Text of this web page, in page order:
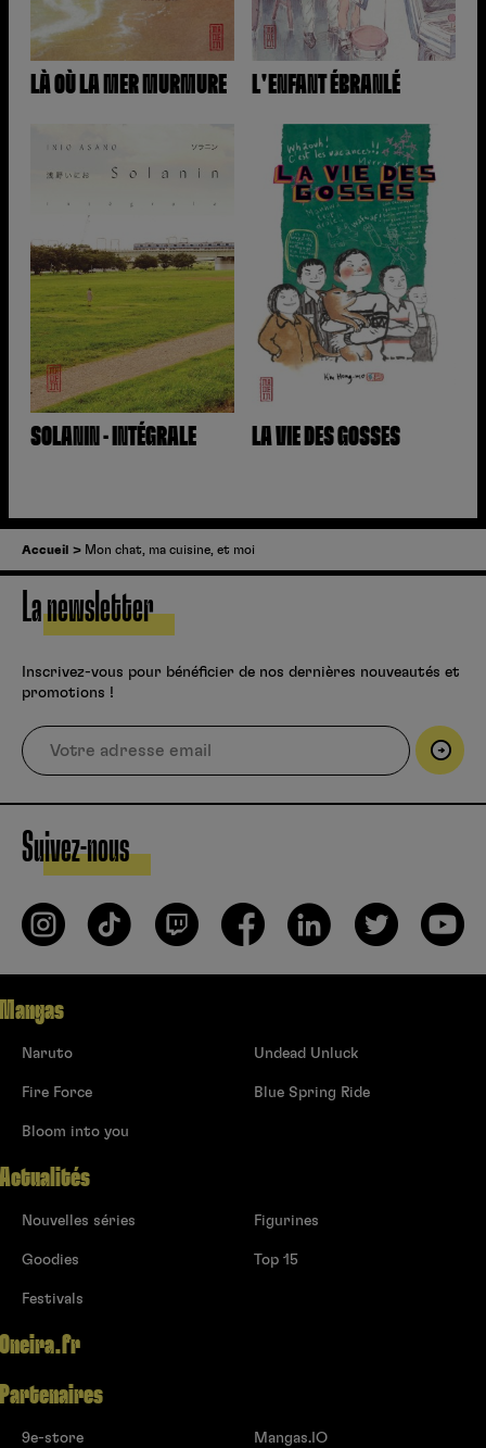
LÀ OÙ LA MER MURMURE L'ENFANT ÉBRANLÉ
SOLANIN - INTÉGRALE LA VIE DES GOSSES
Accueil Mon chat, ma cuisine, et moi
La newsletter
Inscrivez-vous pour bénéficier de nos dernières nouveautés et
promotions !
Suivez-nous
Mangas
Naruto
Fire Force
Bloom into you
Undead Unluck
Blue Spring Ride
Actualités
Nouvelles séries
Goodies
Festivals
Figurines
Top 15
Oneira.fr
Partenaires
9e-store Mangas.IO